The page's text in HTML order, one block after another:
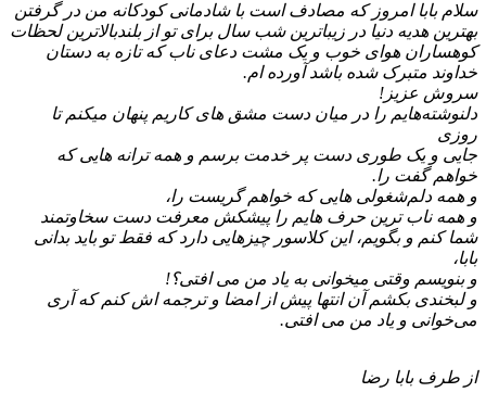
سلام بابا امروز که مصادف است با شادمانی کودکانه من در گرفتن
بهترین هدیه دنیا در زیباترین شب سال برای تو از بلندبالاترین لحظات
کوهساران هوای خوب و یک مشت دعای ناب که تازه به دستان
خداوند متبرک شده باشد آورده ام.
سروش عزیز!
دلنوشته‌هایم را در میان دست مشق های کاریم پنهان میکنم تا
روزی
جایی و یک طوری دست پر خدمت برسم و همه ترانه هایی که
خواهم گفت را.
و همه دلم‌شغولی هایی که خواهم گریست را،
و همه ناب ترین حرف هایم را پیشکش معرفت دست سخاوتمند
شما کنم و بگویم، این کلاسور چیزهایی دارد که فقط تو باید بدانی
بابا،
و بنویسم وقتی میخوانی به یاد من می افتی؟!
و لبخندی بکشم آن انتها پیش از امضا و ترجمه اش کنم که آری
می‌خوانی و یاد من می افتی.
از طرف بابا رضا